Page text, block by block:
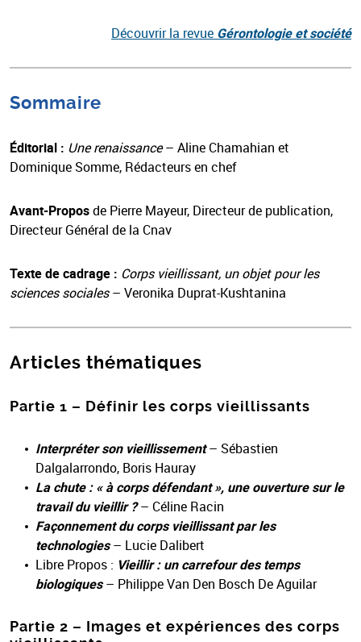
Découvrir la revue Gérontologie et société
Sommaire
Éditorial : Une renaissance– Aline Chamahian et
Dominique Somme, Rédacteurs en chef
Avant-Proposde Pierre Mayeur, Directeur de publication,
Directeur Général de la Cnav
Texte de cadrage : Corps vieillissant, un objet pour les
sciences sociales– Veronika Duprat-Kushtanina
Articles thématiques
Partie 1 – Définir les corps vieillissants
Interpréter son vieillissement – Sébastien
Dalgalarrondo, Boris Hauray
La chute : « à corps défendant », une ouverture sur le
travail du vieillir ? – Céline Racin
Façonnement du corps vieillissant par les
technologies – Lucie Dalibert
Libre Propos : Vieillir : un carrefour des temps
biologiques– Philippe Van Den Bosch De Aguilar
Partie 2 – Images et expériences des corps